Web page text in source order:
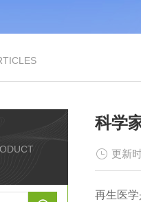
科学
更新
再生医